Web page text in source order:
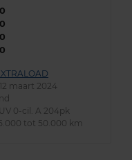
12 maart 2024
0-cil. A 204pk
tot 50.000 km